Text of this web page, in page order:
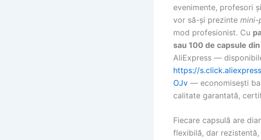
evenimente, profesori
vor să-și prezinte mini-
mod profesionist. Cu
sau 100 de capsule din
AliExpress —
https://
OJv — economisești
calitate garantată,
Fiecare capsulă are
flexibilă, dar